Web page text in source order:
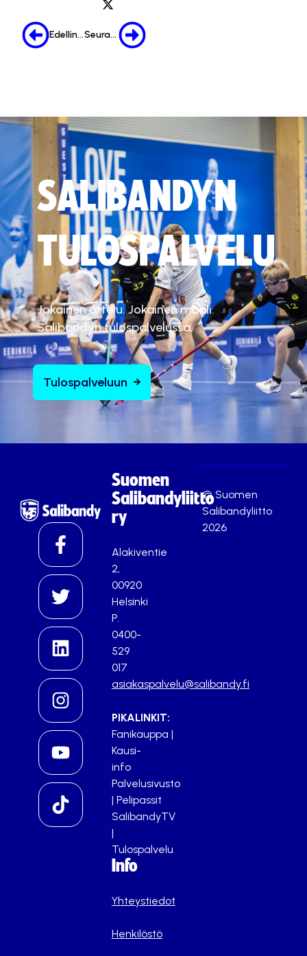
Edellinen Seuraava
SALIBANDYN
TULOSPALVELU
Jokainen ottelu. Jokainen maali.
Salibandyn tulospalvelussa.
Tulospalveluun
Suomen
Salibandyliitto
ry
Alakiventie
2,
00920
Helsinki
P.
0400-
529
017
asiakaspalvelu@salibandy.fi
PIKALINKIT:
Fanikauppa |
Kausi-
info
Palvelusivusto
| Pelipassit
SalibandyTV
|
Tulospalvelu
Info
Yhteystiedot
Henkilöstö
© Suomen
Salibandyliitto
2026